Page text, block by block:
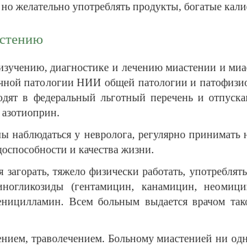
желательно употреблять продукты, богатые
диагностике и лечению миастении и
патологии НИИ общей патологии и
в федеральный льготный перечень и
наблюдаться у невролога, регулярно
и качества жизни.
тяжело физически работать,
(гентамицин, канамицин,
Всем больным выдается врачом
траволечением. Больному миастенией ни